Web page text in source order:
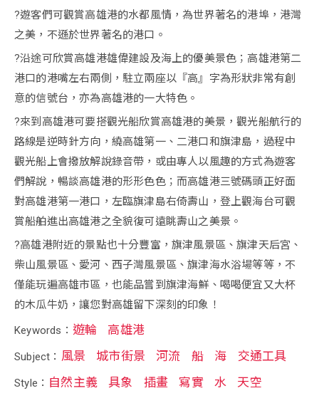
?遊客們可觀賞高雄港的水都風情，為世界著名的港埠，港灣
之美，不遜於世界著名的港口。
?沿途可欣賞高雄港雄偉建設及海上的優美景色；高雄港第二
港口的港嘴左右兩側，駐立兩座以『高』字為形狀非常有創
意的信號台，亦為高雄港的一大特色。
?來到高雄港可要搭觀光船欣賞高雄港的美景，觀光船航行的
路線是逆時針方向，繞高雄第一、二港口和旗津島，過程中
觀光船上會撥放解說錄音帶，或由專人以風趣的方式為遊客
們解說，暢談高雄港的形形色色；而高雄港三號碼頭正好面
對高雄港第一港口，左臨旗津島右倚壽山，登上觀海台可觀
賞船舶進出高雄港之全貌復可遠眺壽山之美景。
?高雄港附近的景點也十分豐富，旗津風景區、旗津天后宮、
柴山風景區、愛河、西子灣風景區、旗津海水浴場等等，不
僅能玩遍高雄市區，也能品嘗到旗津海鮮、喝喝便宜又大杯
的木瓜牛奶，讓您對高雄留下深刻的印象！
Keywords： 遊輪 高雄港
Subject： 風景 城市街景 河流 船 海 交通工具
Style： 自然主義 具象 插畫 寫實 水 天空